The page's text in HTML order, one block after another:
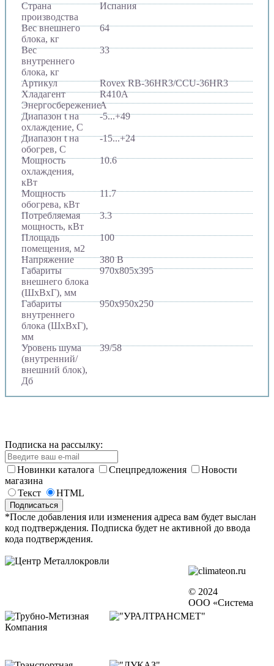
Страна
производства
Испания
Вес внешнего
блока, кг
64
Вес
внутреннего
блока, кг
33
Артикул
Rovex RB-36HR3/CCU-36HR3
Хладагент
R410A
ЭнергосбережениеA
Диапазон t на
охлаждение, С
-5...+49
Диапазон t на
обогрев, С
-15...+24
Мощность
охлаждения,
кВт
10.6
Мощность
обогрева, кВт
11.7
Потребляемая
мощность, кВт
3.3
Площадь
помещения, м2
100
Напряжение
380 В
Габариты
внешнего блока
(ШхВхГ), мм
970х805х395
Габариты
внутреннего
блока (ШхВхГ),
мм
950х950х250
Уровень шума
(внутренний/
внешний блок),
Дб
39/58
Подписка на рассылку:
Новинки каталога Спецпредложения
Новости
магазина
Текст
HTML
*После добавления или изменения адреса вам будет выслан
код подтверждения. Подписка будет не активной до ввода
кода подтверждения.
© 2024
ООО «Система